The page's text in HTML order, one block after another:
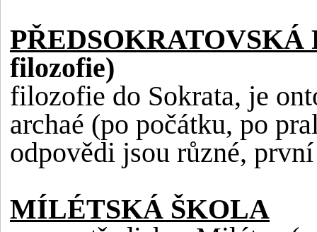
filozofie)
filozofie do Sokrata, je
archaé (po počátku, po
odpovědi jsou různé,
MÍLÉTSKÁ ŠKOLA